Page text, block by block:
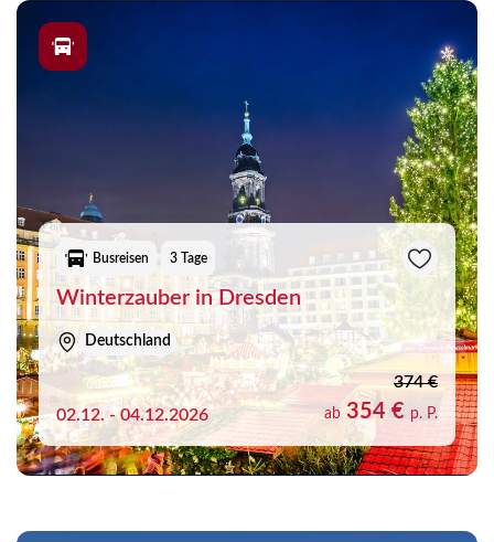
Busreisen 3 Tage
Winterzauber in Dresden
Deutschland
02.12. - 04.12.2026
374 €
ab 354 € p. P.